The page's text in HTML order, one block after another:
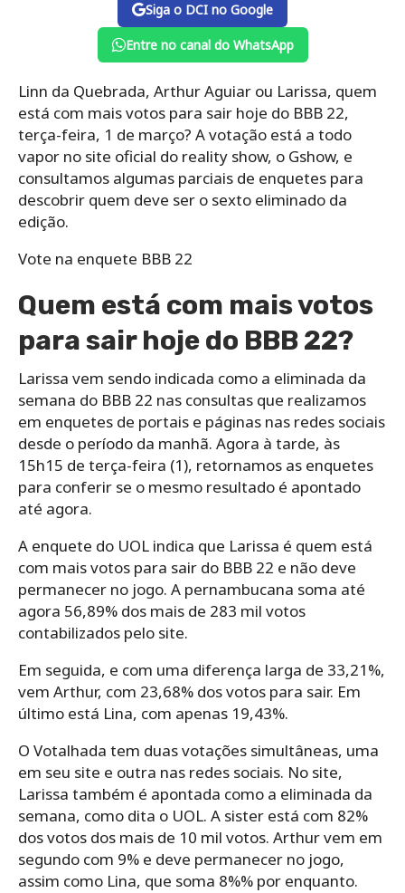
Siga o DCI no Google
Entre no canal do WhatsApp
Linn da Quebrada, Arthur Aguiar ou Larissa, quem
está com mais votos para sair hoje do BBB 22,
terça-feira, 1 de março? A votação está a todo
vapor no site oficial do reality show, o Gshow, e
consultamos algumas parciais de enquetes para
descobrir quem deve ser o sexto eliminado da
edição.
Vote na enquete BBB 22
Quem está com mais votos
para sair hoje do BBB 22?
Larissa vem sendo indicada como a eliminada da
semana do BBB 22 nas consultas que realizamos
em enquetes de portais e páginas nas redes sociais
desde o período da manhã. Agora à tarde, às
15h15 de terça-feira (1), retornamos as enquetes
para conferir se o mesmo resultado é apontado
até agora.
A enquete do UOL indica que Larissa é quem está
com mais votos para sair do BBB 22 e não deve
permanecer no jogo. A pernambucana soma até
agora 56,89% dos mais de 283 mil votos
contabilizados pelo site.
Em seguida, e com uma diferença larga de 33,21%,
vem Arthur, com 23,68% dos votos para sair. Em
último está Lina, com apenas 19,43%.
O Votalhada tem duas votações simultâneas, uma
em seu site e outra nas redes sociais. No site,
Larissa também é apontada como a eliminada da
semana, como dita o UOL. A sister está com 82%
dos votos dos mais de 10 mil votos. Arthur vem em
segundo com 9% e deve permanecer no jogo,
assim como Lina, que soma 8%% por enquanto.